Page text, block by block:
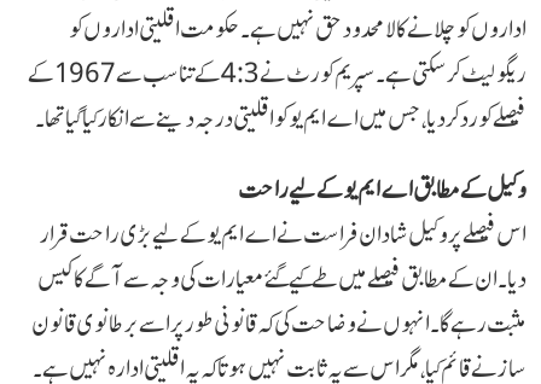
اداروں کو چلانے کا لامحدود حق نہیں ہے۔ حکومت اقلیتی اداروں کو
ریگولیٹ کر سکتی ہے۔ سپریم کورٹ نے 4:3 کے تناسب سے 1967 کے
فیصلے کو رد کر دیا، جس میں اے ایم یو کو اقلیتی درجہ دینے سے انکار کیا گیا تھا۔
وکیل کے مطابق اے ایم یو کے لیے راحت
اس فیصلے پر وکیل شادان فراست نے اے ایم یو کے لیے بڑی راحت قرار
دیا۔ ان کے مطابق فیصلے میں طے کیے گئے معیارات کی وجہ سے آگے کا کیس
مثبت رہے گا۔ انہوں نے وضاحت کی کہ قانونی طور پر اسے برطانوی قانون
ساز نے قائم کیا، مگر اس سے یہ ثابت نہیں ہوتا کہ یہ اقلیتی ادارہ نہیں ہے۔